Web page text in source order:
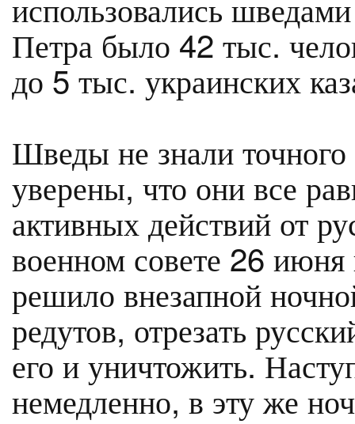
Петра было 42 тыс.
до 5 тыс. украинских
Шведы не знали
уверены, что они все
активных действий от
военном совете 26
решило внезапной
редутов, отрезать
его и уничтожить.
немедленно, в эту же